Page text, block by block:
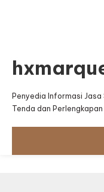
Penyedia Informasi Jasa
Tenda dan